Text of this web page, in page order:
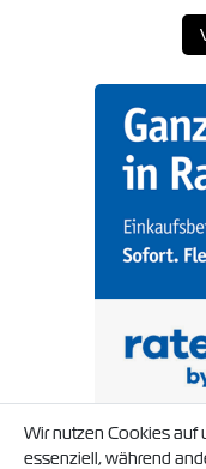
Wir nutzen Cookies auf
essenziell, während